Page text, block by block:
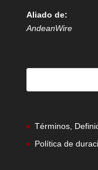
Aliado de:
AndeanWire
Términos,
Política de